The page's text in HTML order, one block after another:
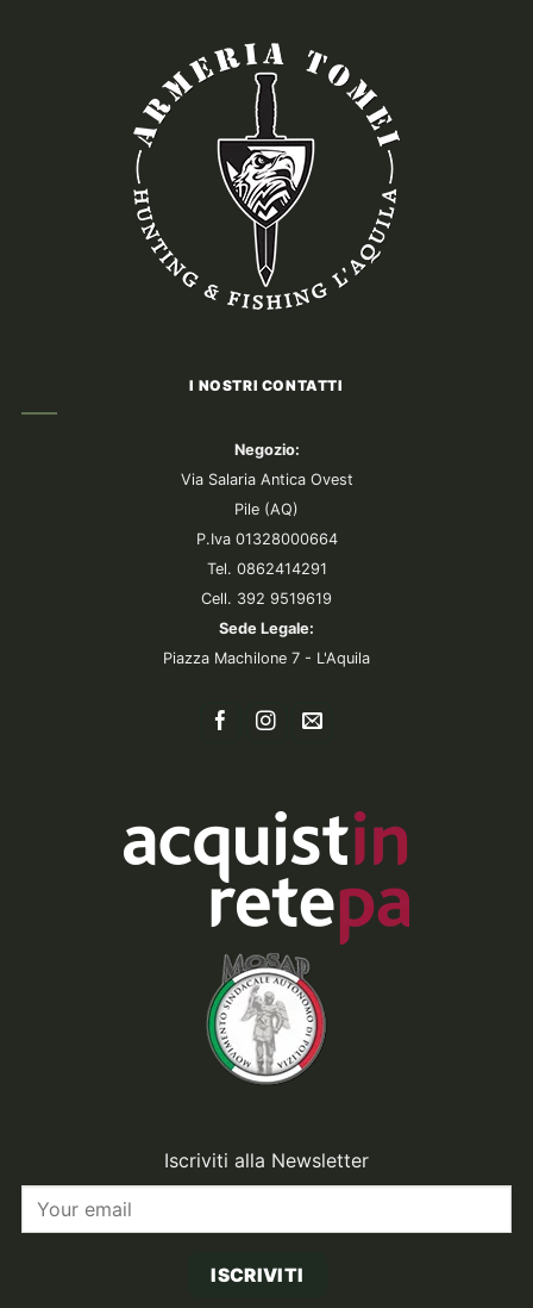
I NOSTRI CONTATTI
Negozio:
Via Salaria Antica Ovest
Pile (AQ)
P.Iva 01328000664
Tel. 0862414291
Cell. 392 9519619
Sede Legale:
Piazza Machilone 7 - L'Aquila
Iscriviti alla Newsletter
ISCRIVITI